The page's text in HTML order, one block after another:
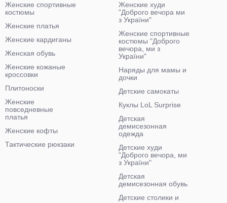
Женские спортивные
костюмы
Женские платья
Женские кардиганы
Женская обувь
Женские кожаные
кроссовки
Плитоноски
Женские
повседневные
платья
Женские кофты
Тактические рюкзаки
Женские худи
"Доброго вечора ми
з України"
Женские спортивные
костюмы "Доброго
вечора, ми з
України"
Наряды для мамы и
дочки
Детские самокаты
Куклы LoL Surprise
Детская
демисезонная
одежда
Детские худи
"Доброго вечора, ми
з України"
Детская
демисезонная обувь
Детские столики и